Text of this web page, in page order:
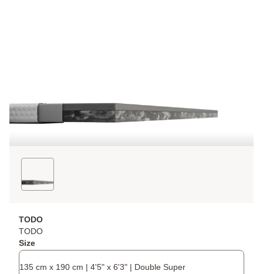
TODO
TODO
Size
135 cm x 190 cm | 4'5" x 6'3" | Double Super